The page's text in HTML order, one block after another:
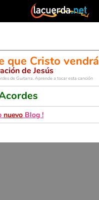
que Cristo vendrá
de Jesús
de Guitarra. Aprende a tocar esta canción
nuevo Blog !